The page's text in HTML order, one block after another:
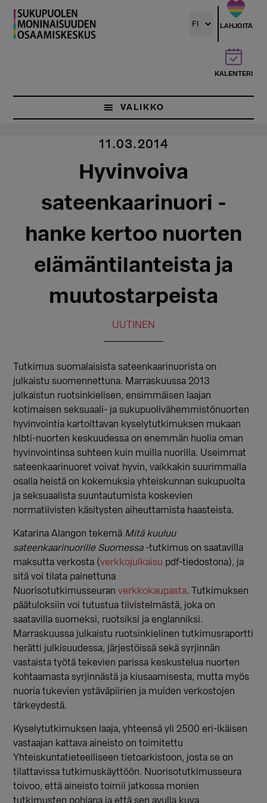
Hyppää
pääsisältöön
LAHJOITA
KALENTERI
VALIKKO
11.03.2014
Hyvinvoiva
sateenkaarinuori -
hanke kertoo nuorten
elämäntilanteista ja
muutostarpeista
UUTINEN
Tutkimus suomalaisista sateenkaarinuorista on
julkaistu suomennettuna. Marraskuussa 2013
julkaistun ruotsinkielisen, ensimmäisen laajan
kotimaisen seksuaali- ja sukupuolivähemmistönuorten
hyvinvointia kartoittavan kyselytutkimuksen mukaan
hlbti-nuorten keskuudessa on enemmän huolia oman
hyvinvointinsa suhteen kuin muilla nuorilla. Useimmat
sateenkaarinuoret voivat hyvin, vaikkakin suurimmalla
osalla heistä on kokemuksia yhteiskunnan sukupuolta
ja seksuaalista suuntautumista koskevien
normatiivisten käsitysten aiheuttamista haasteista.
Katarina Alangon tekemä Mitä kuuluu
sateenkaarinuorille Suomessa-tutkimus on saatavilla
maksutta verkosta (verkkojulkaisu pdf-tiedostona), ja
sitä voi tilata painettuna
Nuorisotutkimusseuranverkkokaupasta. Tutkimuksen
päätuloksiin voi tutustua tiivistelmästä, joka on
saatavilla suomeksi, ruotsiksi ja englanniksi.
Marraskuussa julkaistu ruotsinkielinen tutkimusraportti
herätti julkisuudessa, järjestöissä sekä syrjinnän
vastaista työtä tekevien parissa keskustelua nuorten
kohtaamasta syrjinnästä ja kiusaamisesta, mutta myös
nuoria tukevien ystäväpiirien ja muiden verkostojen
tärkeydestä.
Kyselytutkimuksen laaja, yhteensä yli 2500 eri-ikäisen
vastaajan kattava aineisto on toimitettu
Yhteiskuntatieteelliseen tietoarkistoon, josta se on
tilattavissa tutkimuskäyttöön. Nuorisotutkimusseura
toivoo, että aineisto toimii jatkossa monien
tutkimusten pohjana ja että sen avulla kuva